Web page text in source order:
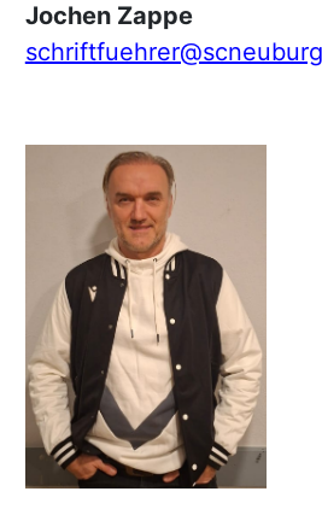
Jochen Zappe